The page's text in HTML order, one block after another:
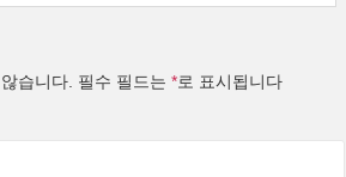
습니다. 필수 필드는 *로 표시됩니다